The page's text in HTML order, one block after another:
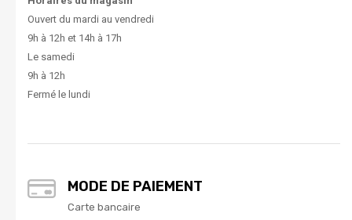
Ouvert du mardi au vendredi
9h à 12h et 14h à 17h
Le samedi
9h à 12h
Fermé le lundi
MODE DE PAIEMENT
Carte bancaire